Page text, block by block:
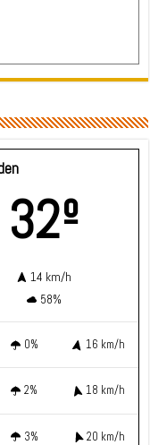
32º
14 km/h
58%
0% 16 km/h
2% 18 km/h
3% 20 km/h